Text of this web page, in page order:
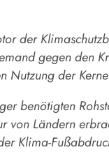
der
gegen den
Nutzung der
benötigten
Ländern
Klima-